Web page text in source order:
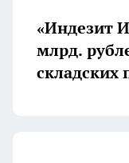
«Индезит
млрд.